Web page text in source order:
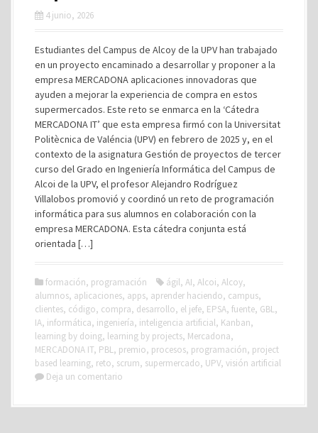
4 junio, 2026
Estudiantes del Campus de Alcoy de la UPV han trabajado
en un proyecto encaminado a desarrollar y proponer a la
empresa MERCADONA aplicaciones innovadoras que
ayuden a mejorar la experiencia de compra en estos
supermercados. Este reto se enmarca en la ‘Cátedra
MERCADONA IT’ que esta empresa firmó con la Universitat
Politècnica de Valéncia (UPV) en febrero de 2025 y, en el
contexto de la asignatura Gestión de proyectos de tercer
curso del Grado en Ingeniería Informática del Campus de
Alcoi de la UPV, el profesor Alejandro Rodríguez
Villalobos promovió y coordinó un reto de programación
informática para sus alumnos en colaboración con la
empresa MERCADONA. Esta cátedra conjunta está
orientada […]
formación, programación ágil, AI, Alcoi, Alcoy,
alumnos, aplicaciones, apps, aprender haciendo, campus,
clientes, código, compra, desarrollo, el jefe, EPSA, fuente, GBL,
IA, informática, ingeniería, inteligencia artificial, Kanban,
learning by doing, learning by projects, Mercadona,
MERCADONA IT, PBL, premio, procesos, programación, project
based learning, reto, scrum, supermercado, UPV, visión artificial
Deja un comentario